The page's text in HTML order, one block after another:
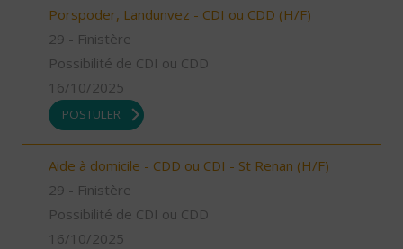
Porspoder, Landunvez - CDI ou CDD (H/F)
29 - Finistère
Possibilité de CDI ou CDD
16/10/2025
POSTULER
Aide à domicile - CDD ou CDI - St Renan (H/F)
29 - Finistère
Possibilité de CDI ou CDD
16/10/2025